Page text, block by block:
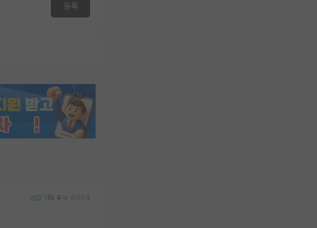
등록
1 4 8004